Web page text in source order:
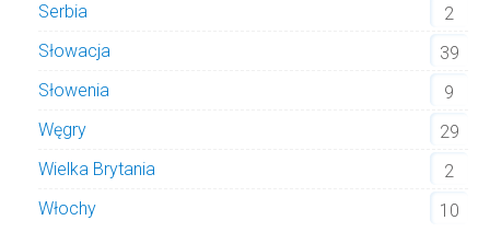
Serbia
2
Słowacja
39
Słowenia
9
Węgry
29
Wielka Brytania
2
Włochy
10